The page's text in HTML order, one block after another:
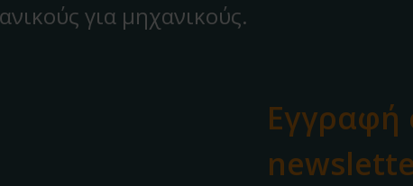
για μηχανικούς.
Εγγραφή